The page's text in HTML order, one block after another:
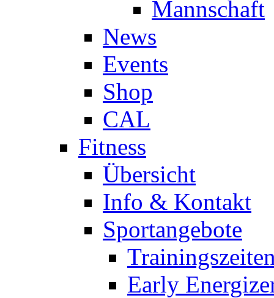
Mannschaft
News
Events
Shop
CAL
Fitness
Übersicht
Info & Kontakt
Sportangebote
Early